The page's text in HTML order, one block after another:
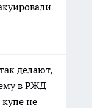
делают,
в РЖД
не